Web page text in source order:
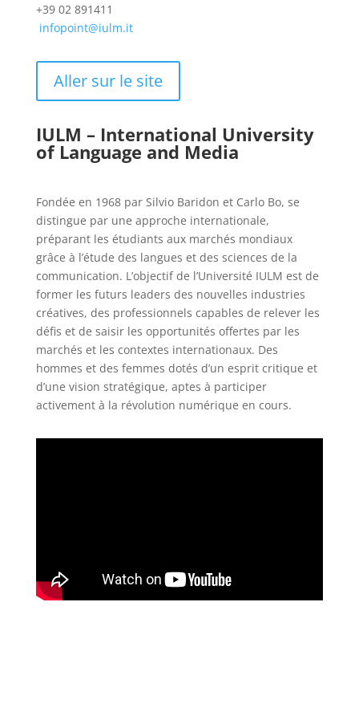
+39 02 891411
infopoint@iulm.it
Aller sur le site
IULM – International University
of Language and Media
Fondée en 1968 par Silvio Baridon et Carlo Bo, se
distingue par une approche internationale,
préparant les étudiants aux marchés mondiaux
grâce à l’étude des langues et des sciences de la
communication. L’objectif de l’Université IULM est de
former les futurs leaders des nouvelles industries
créatives, des professionnels capables de relever les
défis et de saisir les opportunités offertes par les
marchés et les contextes internationaux. Des
hommes et des femmes dotés d’un esprit critique et
d’une vision stratégique, aptes à participer
activement à la révolution numérique en cours.